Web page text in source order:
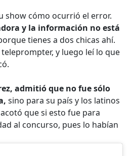
show cómo ocurrió el error.
y la información no está
tienes a dos chicas ahí.
y luego leí lo que
admitió que no fue sólo
sino para su país y los latinos
que si esto fue para
al concurso, pues lo habían